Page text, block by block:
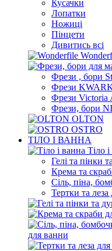
Кусачки
Лопатки
Ножиці
Пінцети
Дивитись всі
Фрези , бори
Фрези
Фрези Victoria
Фрези, бори
OLTON
OSTRO
ТІЛО І ВАННА
Тіло
Гелі та пінки
Крема та
Сіль, піна,
Тертки та леза
для ванни